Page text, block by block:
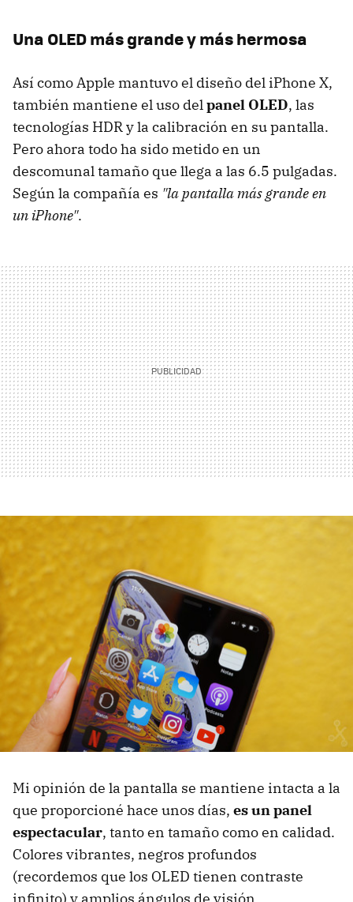
Una OLED más grande y más hermosa
Así como Apple mantuvo el diseño del iPhone X,
también mantiene el uso delpanel OLED, las
tecnologías HDR y la calibración en su pantalla.
Pero ahora todo ha sido metido en un
descomunal tamaño que llega a las 6.5 pulgadas.
Según la compañía es "la pantalla más grande en
un iPhone".
Mi opinión de la pantalla se mantiene intacta a la
que proporcioné hace unos días, es un panel
espectacular, tanto en tamaño como en calidad.
Colores vibrantes, negros profundos
(recordemos que los OLED tienen contraste
infinito) y amplios ángulos de visión.